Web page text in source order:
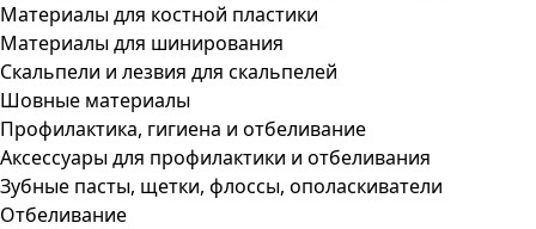
Материалы для костной пластики
Материалы для шинирования
Скальпели и лезвия для скальпелей
Шовные материалы
Профилактика, гигиена и отбеливание
Аксессуары для профилактики и отбеливания
Зубные пасты, щетки, флоссы, ополаскиватели
Отбеливание